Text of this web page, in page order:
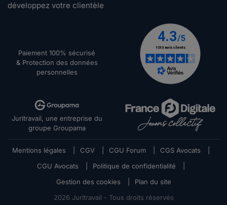
développez votre clientèle
Paiement 100% sécurisé
& Protection des données
personnelles
Juritravail, une entreprise du
groupe Groupama
Mentions légales CGV CGU Forum CGS Avocats
CGU Avocats
Politique de confidentialité
Gestion des cookies
Plan du site
2026 Juritravail - Tous droits réservés